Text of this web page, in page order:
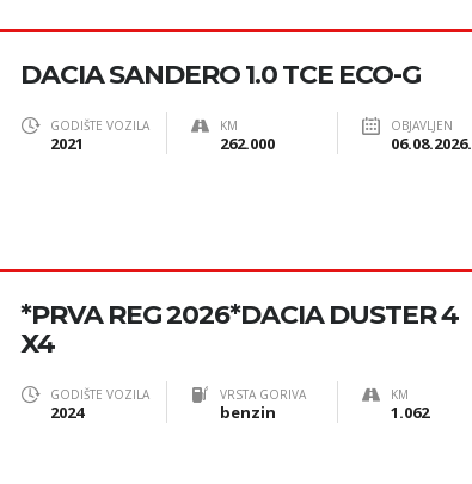
DACIA SANDERO 1.0 TCE ECO-G
GODIŠTE VOZILA
2021
KM
262.000
OBJAVLJEN
06.08.2026.
*PRVA REG 2026*DACIA DUSTER 4
X4
GODIŠTE VOZILA
2024
VRSTA GORIVA
benzin
KM
1.062